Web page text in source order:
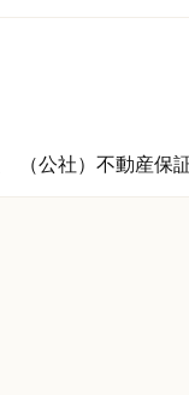
（公社）不動産保